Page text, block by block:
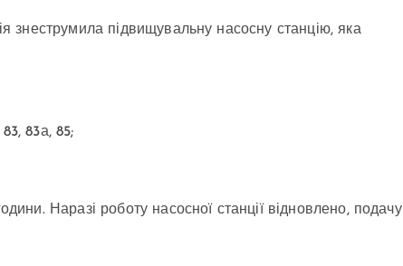
знеструмила підвищувальну насосну станцію, яка
83а, 85;
Наразі роботу насосної станції відновлено, подачу